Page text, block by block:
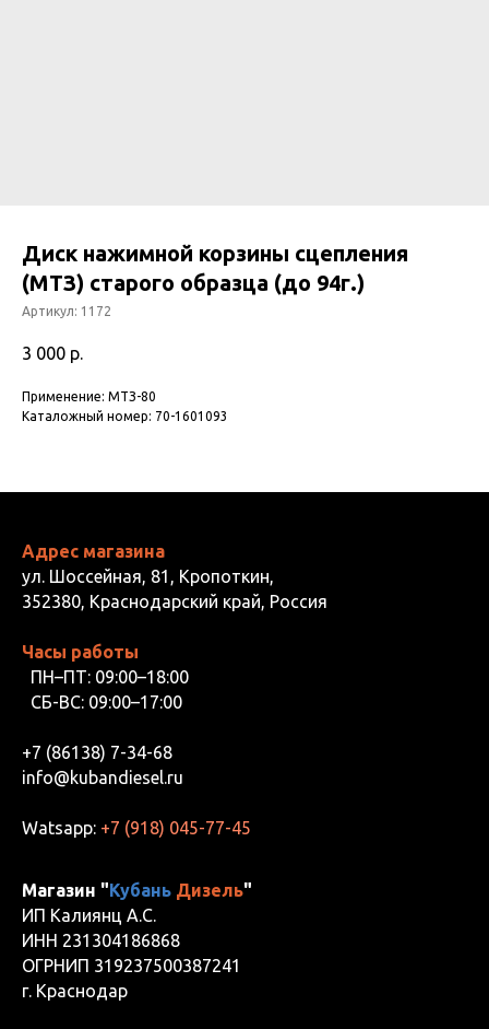
Диск нажимной корзины сцепления
(МТЗ) старого образца (до 94г.)
Артикул: 1172
3 000 р.
Применение: МТЗ-80
Каталожный номер: 70-1601093
Адрес магазина
ул. Шоссейная, 81, Кропоткин,
352380, Краснодарский край, Россия
Часы работы
ПН–ПТ: 09:00–18:00
СБ-ВС: 09:00–17:00
+7 (86138) 7-34-68
info@kubandiesel.ru
Watsapp: +7 (918) 045-77-45
Магазин "Кубань Дизель"
ИП Калиянц А.С.
ИНН 231304186868
ОГРНИП 319237500387241
г. Краснодар